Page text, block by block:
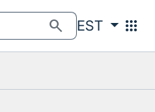
search EST apps